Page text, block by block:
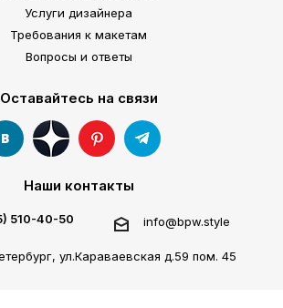
Услуги дизайнера
Требования к макетам
Вопросы и ответы
Оставайтесь на связи
Наши контакты
510-40-50 info@bpw.style
ул.Караваевская д.59 пом. 45